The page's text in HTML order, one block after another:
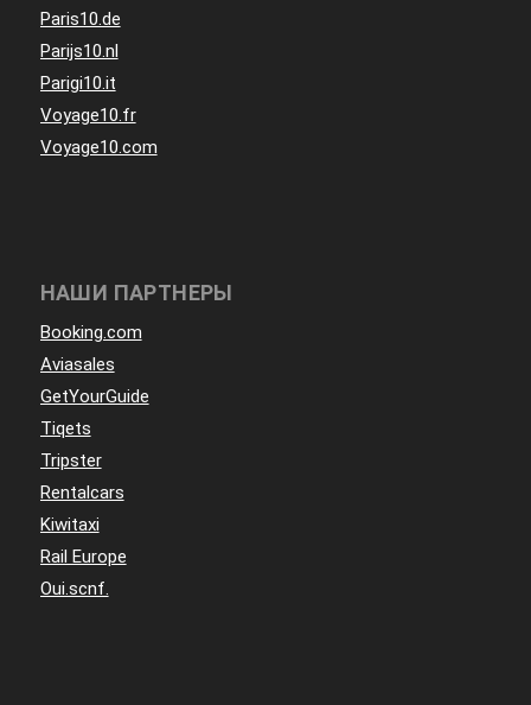
Paris10.de
Parijs10.nl
Parigi10.it
Voyage10.fr
Voyage10.com
НАШИ ПАРТНЕРЫ
Booking.com
Aviasales
GetYourGuide
Tiqets
Tripster
Rentalcars
Kiwitaxi
Rail Europe
Oui.scnf.